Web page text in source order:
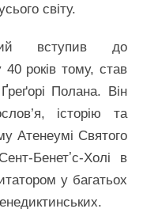
світу.
вступив до
40 років тому, став
Полана. Він
історію та
Атенеумі Святого
Бенетʼс-Холі в
у багатьох